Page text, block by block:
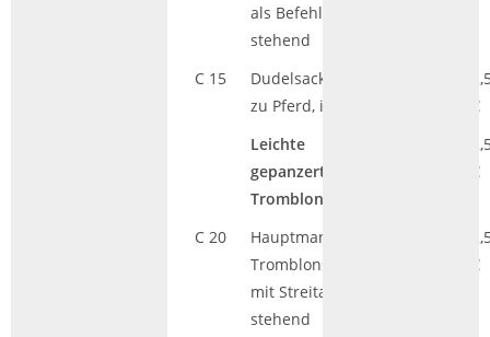
als Befehlshaber
stehend
C 15
Dudelsackpfeifer
zu Pferd, im Trab
€
Leichte
gepanzerte
Tromblonschützen
€
C 20
Hauptmann der
Tromblonschützen
mit Streitaxt,
stehend
€